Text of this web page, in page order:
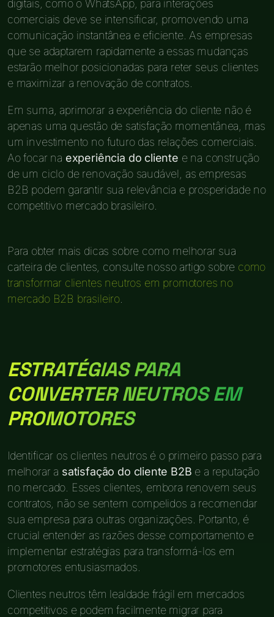
digitais, como o WhatsApp, para interações
comerciais deve se intensificar, promovendo uma
comunicação instantânea e eficiente. As empresas
que se adaptarem rapidamente a essas mudanças
estarão melhor posicionadas para reter seus clientes
e maximizar a renovação de contratos.
Em suma, aprimorar a experiência do cliente não é
apenas uma questão de satisfação momentânea, mas
um investimento no futuro das relações comerciais.
Ao focar na experiência do cliente e na construção
de um ciclo de renovação saudável, as empresas
B2B podem garantir sua relevância e prosperidade no
competitivo mercado brasileiro.
Para obter mais dicas sobre como melhorar sua
carteira de clientes, consulte nosso artigo sobre como
transformar clientes neutros em promotores no
mercado B2B brasileiro
ESTRATÉGIAS PARA
CONVERTER NEUTROS EM
PROMOTORES
Identificar os clientes neutros é o primeiro passo para
melhorar a satisfação do cliente B2B e a reputação
no mercado. Esses clientes, embora renovem seus
contratos, não se sentem compelidos a recomendar
sua empresa para outras organizações. Portanto, é
crucial entender as razões desse comportamento e
implementar estratégias para transformá-los em
promotores entusiasmados.
Clientes neutros têm lealdade frágil em mercados
competitivos e podem facilmente migrar para